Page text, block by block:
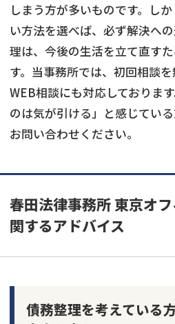
しまう方が多いものです。し
い方法を選べば、必ず解決へ
理は、今後の生活を立て直す
す。当事務所では、初回相談を
WEB相談にも対応しておりま
のは気が引ける」と感じてい
お問い合わせください。
春田法律事務所 東京オ
関するアドバイス
債務整理を考えている